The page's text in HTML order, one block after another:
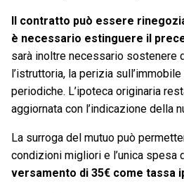
Il contratto può essere
è necessario estinguere il
sarà inoltre necessario sostenere
l’istruttoria, la perizia
periodiche. L’ipoteca originaria
aggiornata con l’indicazione della
La surroga del mutuo può
condizioni migliori e l’unica spesa
versamento di 35€ come tassa